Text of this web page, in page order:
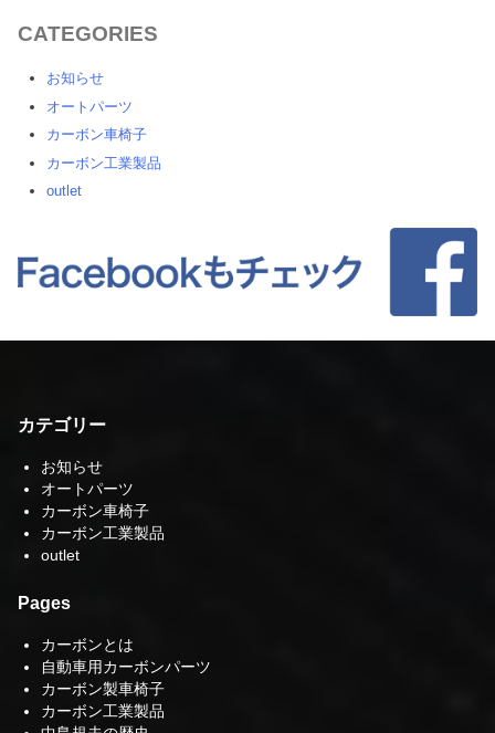
CATEGORIES
お知らせ
オートパーツ
カーボン車椅子
カーボン工業製品
outlet
カテゴリー
お知らせ
オートパーツ
カーボン車椅子
カーボン工業製品
outlet
Pages
カーボンとは
自動車用カーボンパーツ
カーボン製車椅子
カーボン工業製品